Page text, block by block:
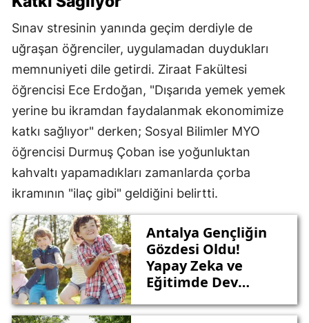
Sınav stresinin yanında geçim derdiyle de
uğraşan öğrenciler, uygulamadan duydukları
memnuniyeti dile getirdi. Ziraat Fakültesi
öğrencisi Ece Erdoğan, "Dışarıda yemek yemek
yerine bu ikramdan faydalanmak ekonomimize
katkı sağlıyor" derken; Sosyal Bilimler MYO
öğrencisi Durmuş Çoban ise yoğunluktan
kahvaltı yapamadıkları zamanlarda çorba
ikramının "ilaç gibi" geldiğini belirtti.
Antalya Gençliğin
Gözdesi Oldu!
Yapay Zeka ve
Eğitimde Dev